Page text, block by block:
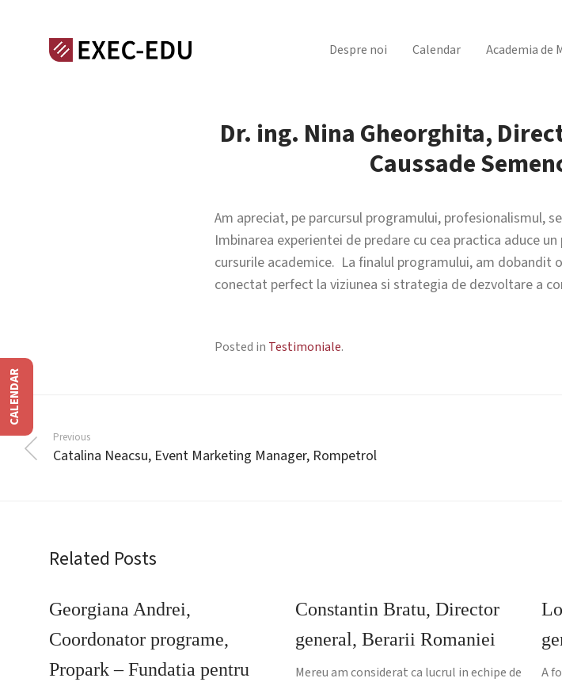
Despre noi Calendar Academia de
Dr. ing. Nina Gheorghita,
Caussade
Am apreciat, pe parcursul programului, profesionalismul,
Imbinarea experientei de predare cu cea practica aduce
cursurile academice. La finalul programului, am dobandit
conectat perfect la viziunea si strategia de dezvoltare a
Posted in Testimoniale.
Previous
Catalina Neacsu, Event Marketing Manager, Rompetrol
Related Posts
Georgiana Andrei,
Coordonator programe,
Propark – Fundatia pentru
Constantin Bratu, Director
general, Berarii Romaniei
Mereu am considerat ca lucrul in echipe de
A
CALENDAR